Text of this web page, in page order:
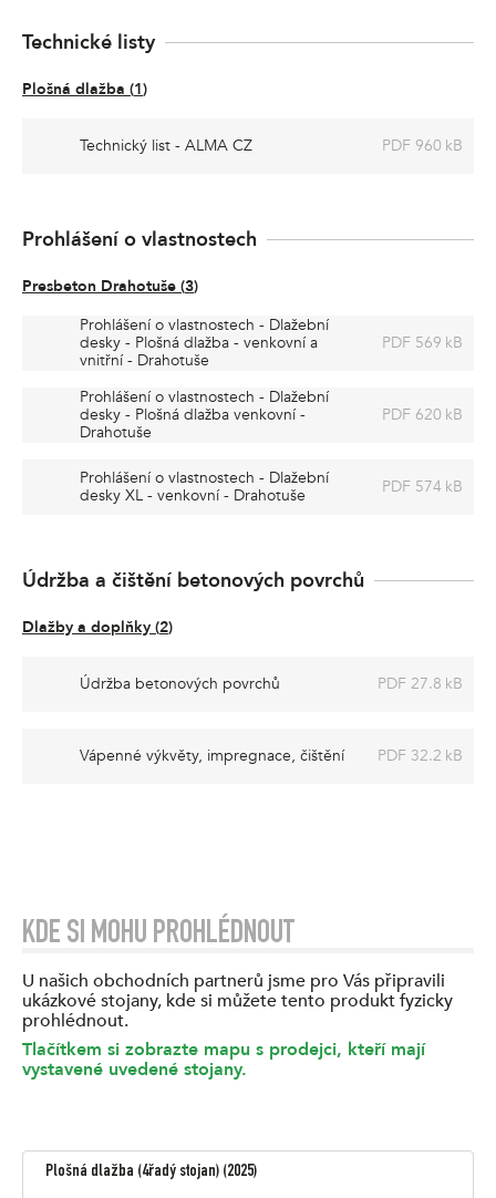
Technické listy
Plošná dlažba (1)
Technický list - ALMA CZ PDF 960 kB
Prohlášení o vlastnostech
Presbeton Drahotuše (3)
Prohlášení o vlastnostech - Dlažební
desky - Plošná dlažba - venkovní a
vnitřní - Drahotuše
PDF 569 kB
Prohlášení o vlastnostech - Dlažební
desky - Plošná dlažba venkovní -
Drahotuše
PDF 620 kB
Prohlášení o vlastnostech - Dlažební
desky XL - venkovní - Drahotuše
PDF 574 kB
Údržba a čištění betonových povrchů
Dlažby a doplňky (2)
Údržba betonových povrchů PDF 27.8 kB
Vápenné výkvěty, impregnace, čištění PDF 32.2 kB
KDE SI MOHU PROHLÉDNOUT
U našich obchodních partnerů jsme pro Vás připravili
ukázkové stojany, kde si můžete tento produkt fyzicky
prohlédnout.
Tlačítkem si zobrazte mapu s prodejci, kteří mají
vystavené uvedené stojany.
Plošná dlažba (4řadý stojan) (2025)